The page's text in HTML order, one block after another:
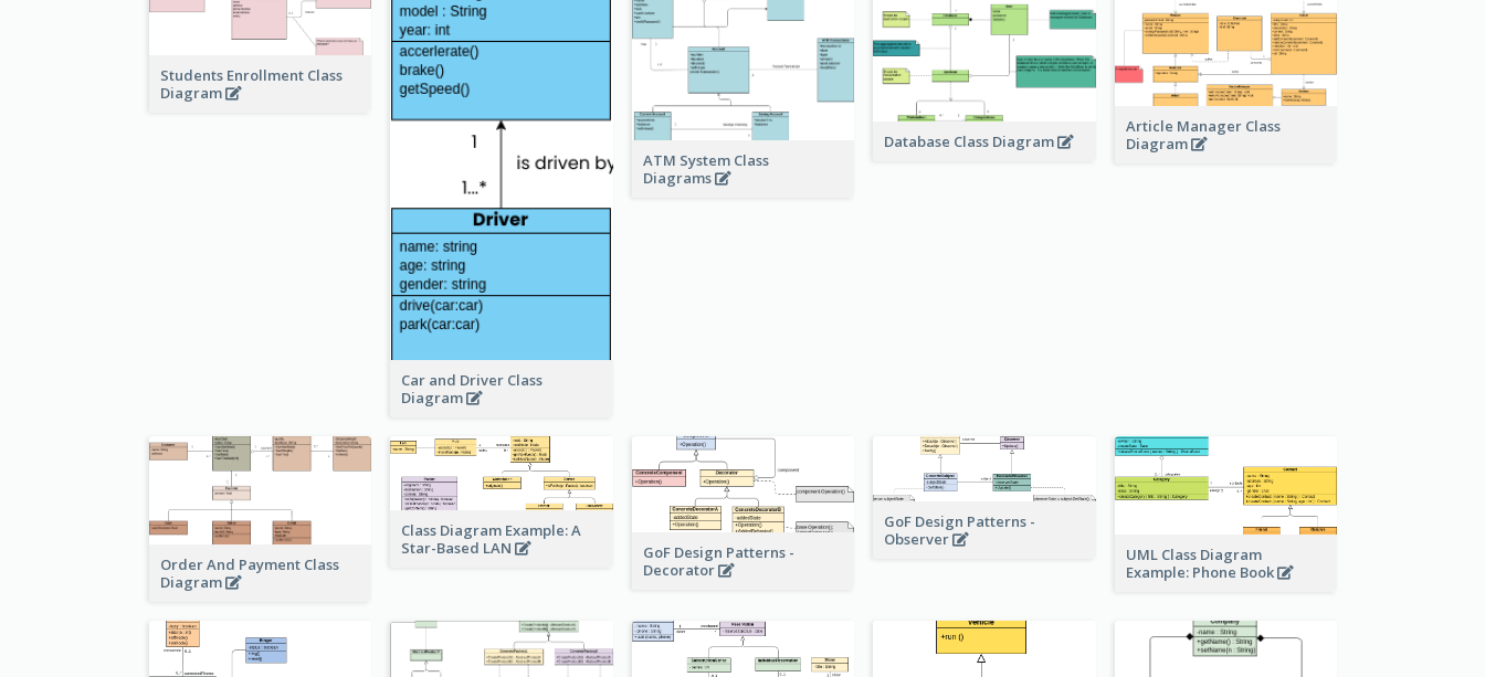
Students Enrollment Class
Diagram
Car and Driver Class
Diagram
ATM System Class
Diagrams
Database Class Diagram
Article Manager Class
Diagram
Order And Payment Class
Diagram
Class Diagram Example: A
Star-Based LAN
GoF Design Patterns -
Decorator
GoF Design Patterns -
Observer
UML Class Diagram
Example: Phone Book